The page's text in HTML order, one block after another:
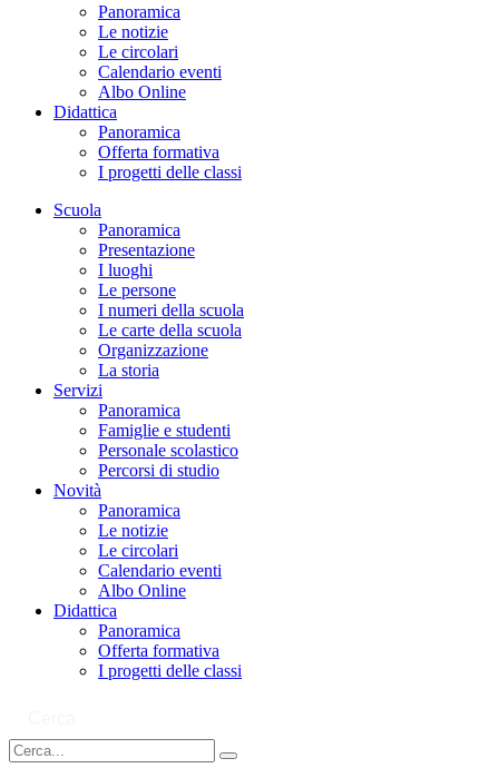
Panoramica
Le notizie
Le circolari
Calendario eventi
Albo Online
Didattica
Panoramica
Offerta formativa
I progetti delle classi
Scuola
Panoramica
Presentazione
I luoghi
Le persone
I numeri della scuola
Le carte della scuola
Organizzazione
La storia
Servizi
Panoramica
Famiglie e studenti
Personale scolastico
Percorsi di studio
Novità
Panoramica
Le notizie
Le circolari
Calendario eventi
Albo Online
Didattica
Panoramica
Offerta formativa
I progetti delle classi